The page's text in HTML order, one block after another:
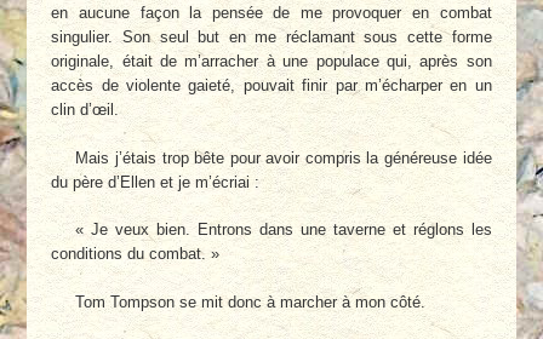
en aucune façon la pensée de me provoquer en combat
singulier. Son seul but en me réclamant sous cette forme
originale, était de m’arracher à une populace qui, après son
accès de violente gaieté, pouvait finir par m’écharper en un
clin d’œil.
Mais j’étais trop bête pour avoir compris la généreuse idée
du père d’Ellen et je m’écriai :
« Je veux bien. Entrons dans une taverne et réglons les
conditions du combat. »
Tom Tompson se mit donc à marcher à mon côté.